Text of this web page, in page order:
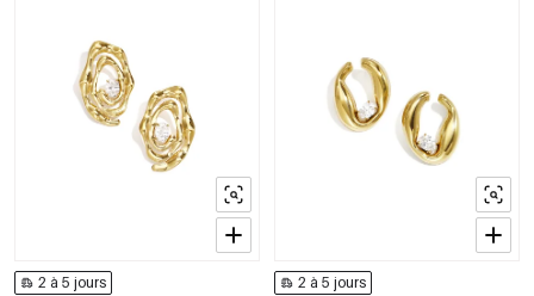
2 à 5 jours 2 à 5 jours